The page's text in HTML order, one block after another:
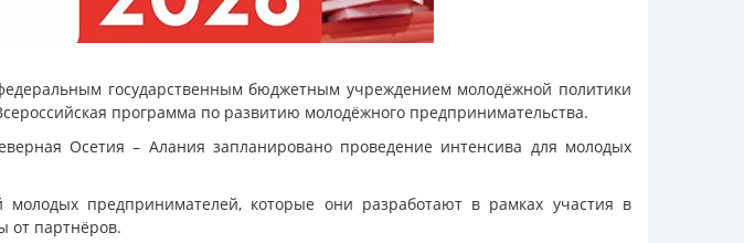
государственным бюджетным учреждением молодёжной политики
программа по развитию молодёжного предпринимательства.
Осетия – Алания запланировано проведение интенсива для молодых
предпринимателей, которые они разработают в рамках участия в
от партнёров.